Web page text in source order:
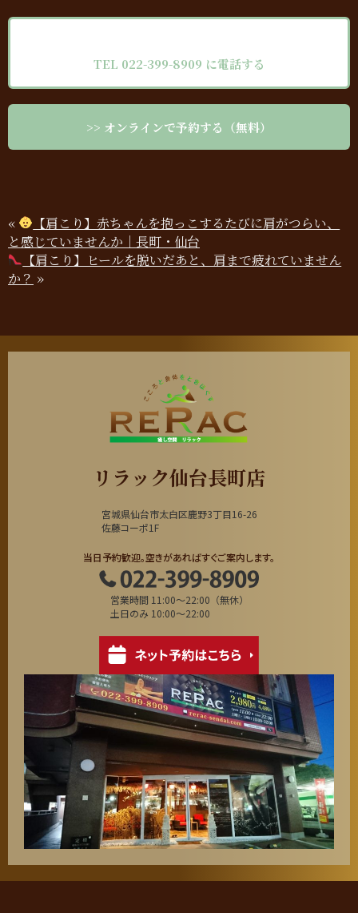
TEL 022-399-8909 に電話する
>> オンラインで予約する（無料）
«
【肩こり】赤ちゃんを抱っこするたびに肩がつらい、
と感じていませんか｜長町・仙台
【肩こり】ヒールを脱いだあと、肩まで疲れていません
か？ »
リラック仙台長町店
宮城県仙台市太白区鹿野3丁目16-26
佐藤コーポ1F
当日予約歓迎。空きがあればすぐご案内します。
営業時間 11:00～22:00（無休）
土日のみ 10:00～22:00